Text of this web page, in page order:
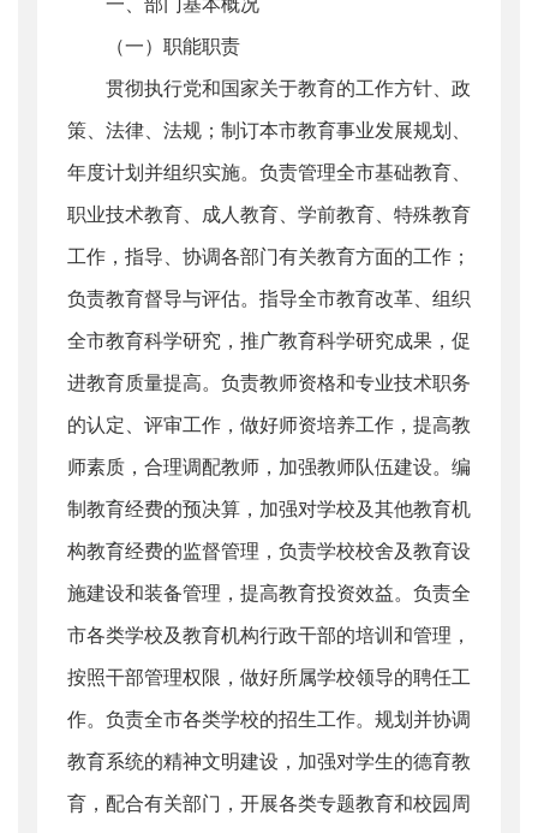
一、部门基本概况
（一）职能职责
贯彻执行党和国家关于教育的工作方针、政
策、法律、法规；制订本市教育事业发展规划、
年度计划并组织实施。负责管理全市基础教育、
职业技术教育、成人教育、学前教育、特殊教育
工作，指导、协调各部门有关教育方面的工作；
负责教育督导与评估。指导全市教育改革、组织
全市教育科学研究，推广教育科学研究成果，促
进教育质量提高。负责教师资格和专业技术职务
的认定、评审工作，做好师资培养工作，提高教
师素质，合理调配教师，加强教师队伍建设。编
制教育经费的预决算，加强对学校及其他教育机
构教育经费的监督管理，负责学校校舍及教育设
施建设和装备管理，提高教育投资效益。负责全
市各类学校及教育机构行政干部的培训和管理，
按照干部管理权限，做好所属学校领导的聘任工
作。负责全市各类学校的招生工作。规划并协调
教育系统的精神文明建设，加强对学生的德育教
育，配合有关部门，开展各类专题教育和校园周